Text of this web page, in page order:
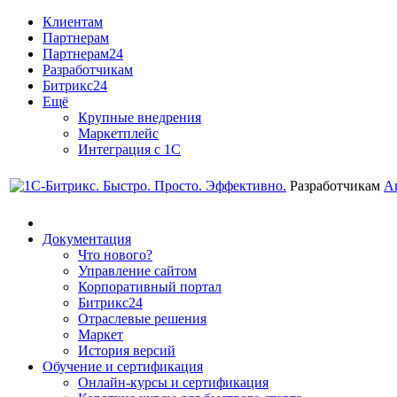
Клиентам
Партнерам
Партнерам24
Разработчикам
Битрикс24
Ещё
Крупные внедрения
Маркетплейс
Интеграция с 1С
Разработчикам
Документация
Что нового?
Управление сайтом
Корпоративный портал
Битрикс24
Отраслевые решения
Маркет
История версий
Обучение и сертификация
Онлайн-курсы и сертификация